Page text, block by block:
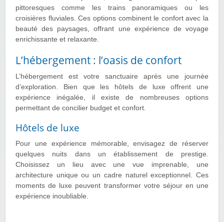
pittoresques comme les trains panoramiques ou les
croisières fluviales. Ces options combinent le confort avec la
beauté des paysages, offrant une expérience de voyage
enrichissante et relaxante.
L’hébergement : l’oasis de confort
L’hébergement est votre sanctuaire après une journée
d’exploration. Bien que les hôtels de luxe offrent une
expérience inégalée, il existe de nombreuses options
permettant de concilier budget et confort.
Hôtels de luxe
Pour une expérience mémorable, envisagez de réserver
quelques nuits dans un établissement de prestige.
Choisissez un lieu avec une vue imprenable, une
architecture unique ou un cadre naturel exceptionnel. Ces
moments de luxe peuvent transformer votre séjour en une
expérience inoubliable.